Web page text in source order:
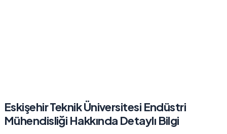
Eskişehir Teknik Üniversitesi Endüstri
Mühendisliği Hakkında Detaylı Bilgi